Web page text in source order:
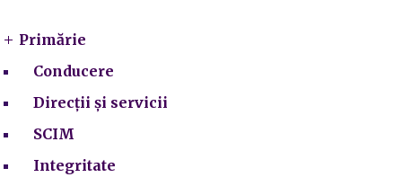
Primărie
Conducere
Direcții și servicii
SCIM
Integritate